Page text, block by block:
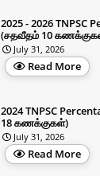
2025 - 2026 TNPSC
(சதவீதம் 10
July 31, 2026
Read More
2024 TNPSC
18 கணக்குகள்)
July 31, 2026
Read More